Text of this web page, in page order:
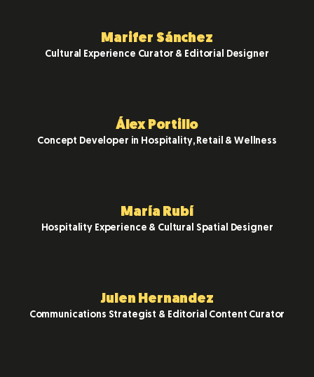
Marifer Sánchez
Cultural Experience Curator & Editorial Designer
Álex Portillo
Concept Developer in Hospitality, Retail & Wellness
María Rubí
Hospitality Experience & Cultural Spatial Designer
Julen Hernandez
Communications Strategist & Editorial Content Curator